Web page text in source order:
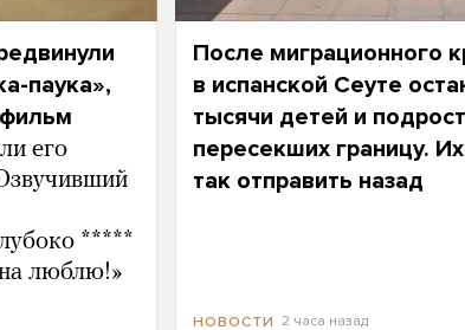
паука»,
его
*****
люблю!»
После миграционного
в испанской Сеуте
тысячи детей и
пересекших границу.
так отправить назад
НОВОСТИ 2 часа назад